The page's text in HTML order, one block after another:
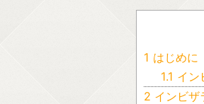
1 はじめに
1.1 イン
2 インビザ